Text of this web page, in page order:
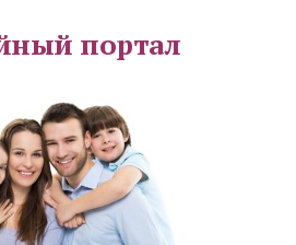
портал